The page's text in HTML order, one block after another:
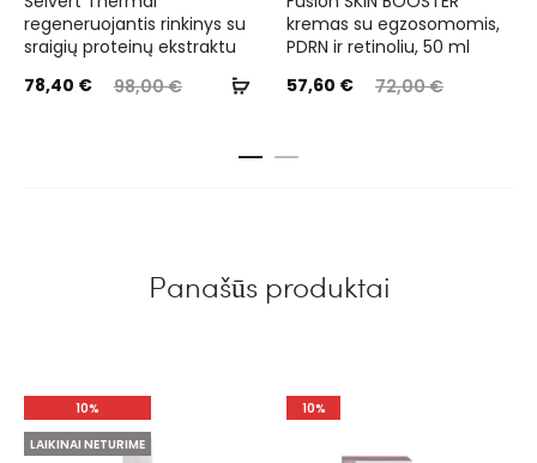
regeneruojantis rinkinys su
sraigių proteinų ekstraktu
98,00€
78,40 €
kremas su egzosomomis,
PDRN ir retinoliu, 50 ml
72,00€
57,60 €
Panašūs produktai
10%
LAIKINAI NETURIME
10%